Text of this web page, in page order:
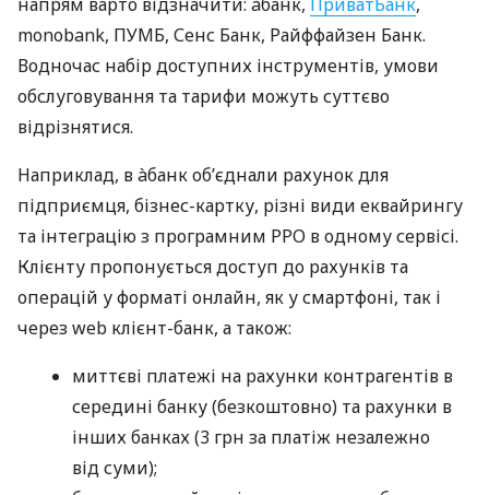
monobank, ПУМБ, Сенс Банк, Райффайзен Банк.
Водночас набір доступних інструментів, умови
обслуговування та тарифи можуть суттєво
відрізнятися.
Наприклад, в àбанк об’єднали рахунок для
підприємця, бізнес-картку, різні види еквайрингу
та інтеграцію з програмним РРО в одному сервісі.
Клієнту пропонується доступ до рахунків та
операцій у форматі онлайн, як у смартфоні, так і
через web клієнт-банк, а також:
миттєві платежі на рахунки контрагентів в
середині банку (безкоштовно) та рахунки в
інших банках (3 грн за платіж незалежно
від суми);